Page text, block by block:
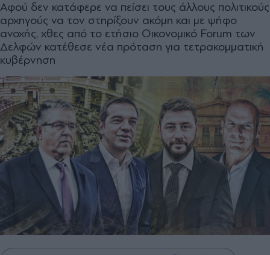
Αφού δεν κατάφερε να πείσει τους άλλους πολιτικούς
αρχηγούς να τον στηρίξουν ακόμη και με ψήφο
ανοχής, χθες από το ετήσιο Οικονομικό Forum των
Δελφών κατέθεσε νέα πρόταση για τετρακομματική
κυβέρνηση